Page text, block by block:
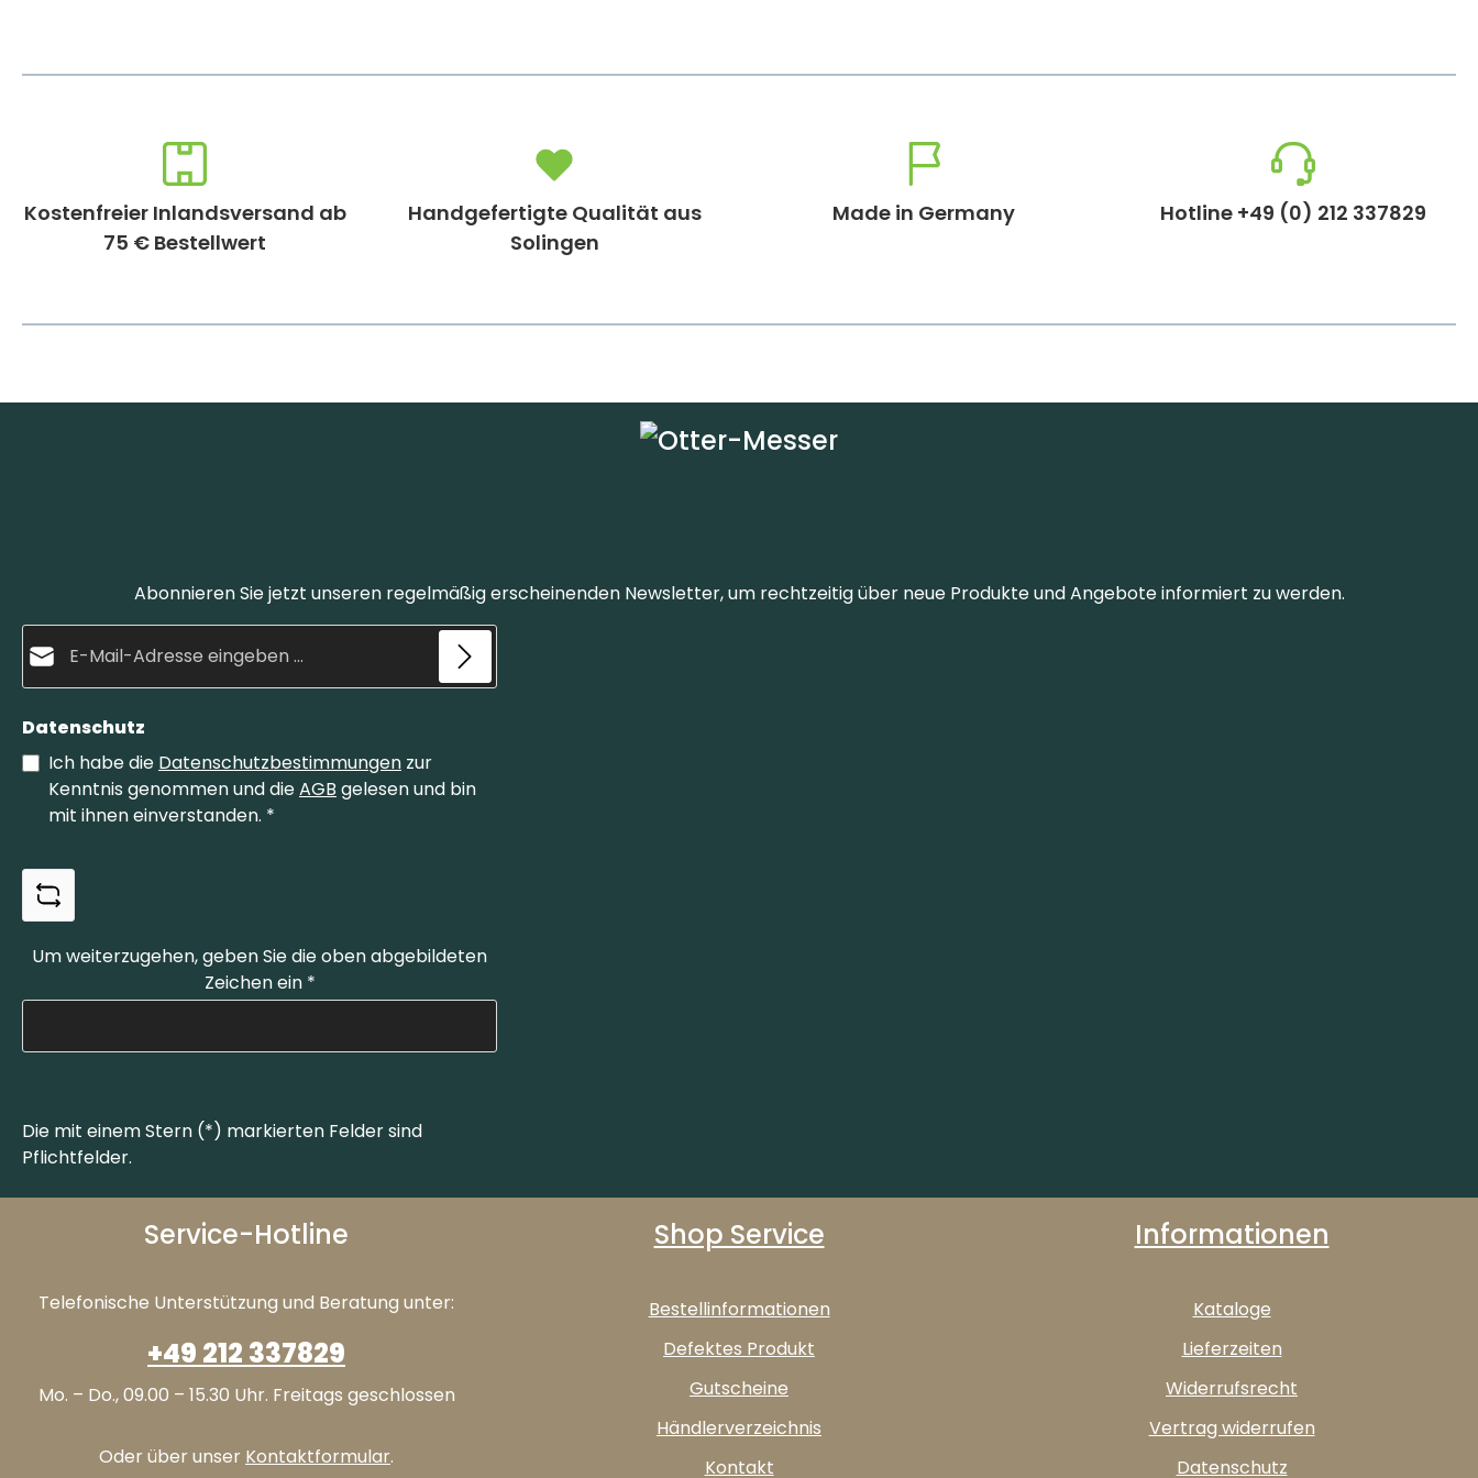
Kostenfreier Inlandsversand ab
75 € Bestellwert
Handgefertigte Qualität aus
Solingen
Made in Germany Hotline +49 (0) 212 337829
Abonnieren Sie jetzt unseren regelmäßig erscheinenden Newsletter, um rechtzeitig über neue Produkte und Angebote informiert zu werden.
Datenschutz
Ich habe die Datenschutzbestimmungen zur
Kenntnis genommen und dieAGB gelesen und bin
mit ihnen einverstanden. *
Um weiterzugehen, geben Sie die oben abgebildeten
Zeichen ein *
Die mit einem Stern (*) markierten Felder sind
Pflichtfelder.
Service-Hotline
Telefonische Unterstützung und Beratung unter:
+49 212 337829
Mo. – Do., 09.00 – 15.30 Uhr. Freitags geschlossen
Oder über unser Kontaktformular.
Shop Service
Bestellinformationen
Defektes Produkt
Gutscheine
Händlerverzeichnis
Kontakt
Informationen
Kataloge
Lieferzeiten
Widerrufsrecht
Vertrag widerrufen
Datenschutz